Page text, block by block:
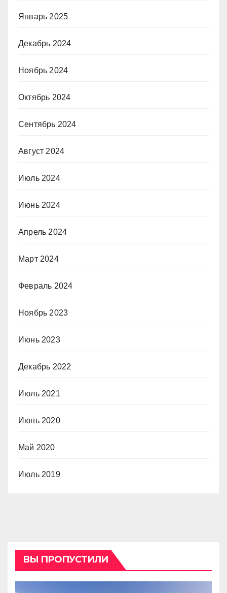
Январь 2025
Декабрь 2024
Ноябрь 2024
Октябрь 2024
Сентябрь 2024
Август 2024
Июль 2024
Июнь 2024
Апрель 2024
Март 2024
Февраль 2024
Ноябрь 2023
Июнь 2023
Декабрь 2022
Июль 2021
Июнь 2020
Май 2020
Июль 2019
ВЫ ПРОПУСТИЛИ